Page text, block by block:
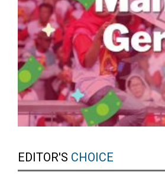
EDITOR'S CHOICE